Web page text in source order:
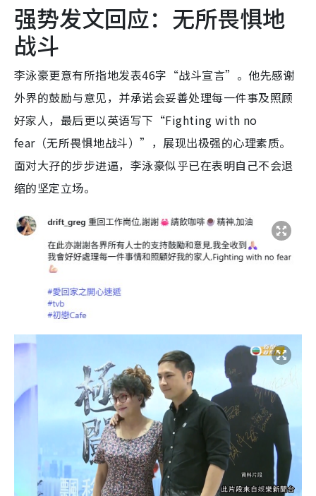
强势发文回应：无所畏惧地
战斗
李泳豪更意有所指地发表46字“战斗宣言”。他先感谢
外界的鼓励与意见，并承诺会妥善处理每一件事及照顾
好家人，最后更以英语写下“Fighting with no
fear（无所畏惧地战斗）”，展现出极强的心理素质。
面对大孖的步步进逼，李泳豪似乎已在表明自己不会退
缩的坚定立场。